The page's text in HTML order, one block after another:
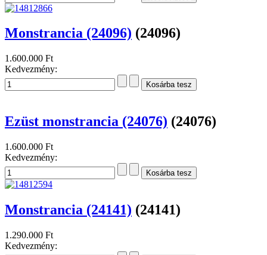
Monstrancia (24096) (24096)
1.600.000 Ft
Kedvezmény:
Ezüst monstrancia (24076) (24076)
1.600.000 Ft
Kedvezmény:
Monstrancia (24141) (24141)
1.290.000 Ft
Kedvezmény: